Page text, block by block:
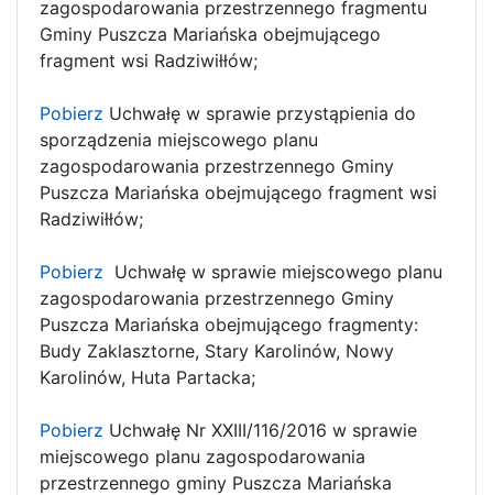
zagospodarowania przestrzennego fragmentu
Gminy Puszcza Mariańska obejmującego
fragment wsi Radziwiłłów;
Pobierz Uchwałę w sprawie przystąpienia do
sporządzenia miejscowego planu
zagospodarowania przestrzennego Gminy
Puszcza Mariańska obejmującego fragment wsi
Radziwiłłów;
Pobierz Uchwałę w sprawie miejscowego planu
zagospodarowania przestrzennego Gminy
Puszcza Mariańska obejmującego fragmenty:
Budy Zaklasztorne, Stary Karolinów, Nowy
Karolinów, Huta Partacka;
Pobierz Uchwałę Nr XXIII/116/2016 w sprawie
miejscowego planu zagospodarowania
przestrzennego gminy Puszcza Mariańska